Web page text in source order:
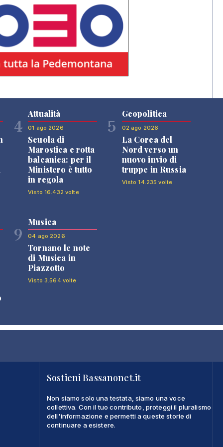
4
Attualità
01 ago 2026
Scuola di
Marostica e rotta
balcanica: per il
Ministero è tutto
in regola
Visto 16.432 volte
5
Geopolitica
02 ago 2026
La Corea del
Nord verso un
nuovo invio di
truppe in Russia
Visto 14.235 volte
9
Musica
04 ago 2026
Tornano le note
di Musica in
Piazzotto
Visto 3.564 volte
Sostieni Bassanonet.it
Non siamo solo una testata, siamo una voce
collettiva. Con il tuo contributo, proteggi il pluralismo
dell'informazione e permetti a queste storie di
continuare a esistere.